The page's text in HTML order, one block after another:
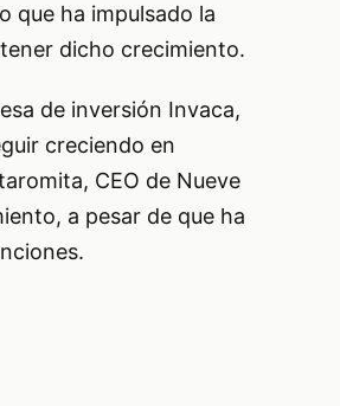
que ha impulsado la
dicho crecimiento.
de inversión Invaca,
creciendo en
CEO de Nueve
a pesar de que ha